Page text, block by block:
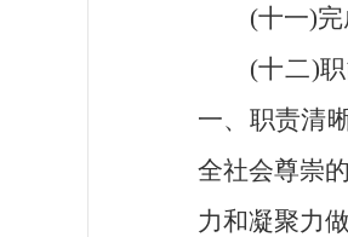
(十一)
(十二)
一、职责清
全社会尊崇
力和凝聚力